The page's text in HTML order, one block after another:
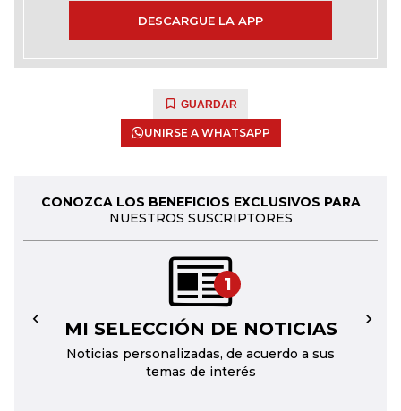
DESCARGUE LA APP
GUARDAR
UNIRSE A WHATSAPP
CONOZCA LOS BENEFICIOS EXCLUSIVOS PARA
NUESTROS SUSCRIPTORES
1
MI SELECCIÓN DE NOTICIAS
Noticias personalizadas, de acuerdo a sus
temas de interés
← →